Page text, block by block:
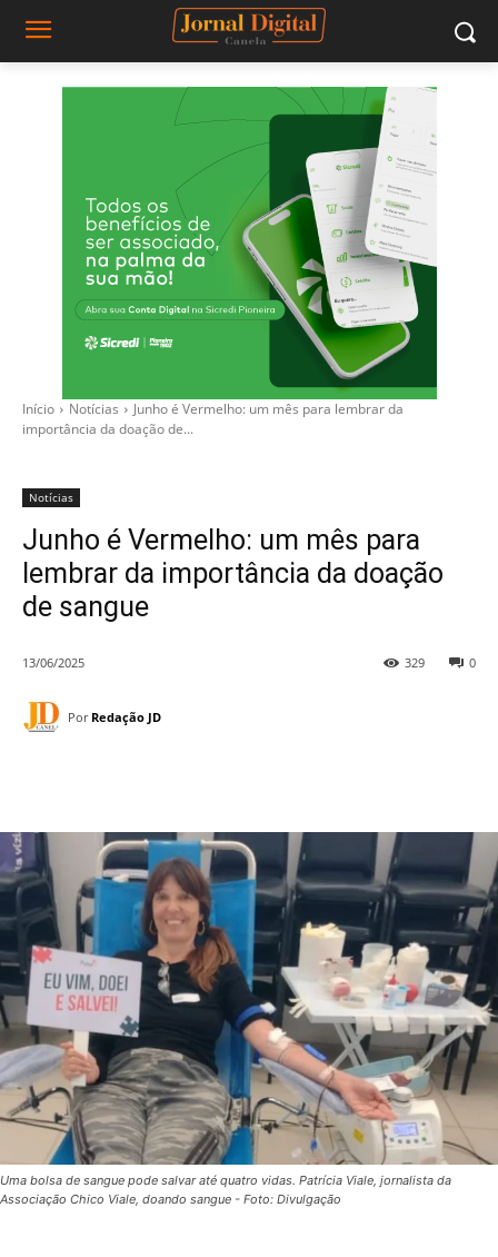
Início Notícias
Junho é Vermelho: um mês para lembrar da
importância da doação de...
Notícias
Junho é Vermelho: um mês para
lembrar da importância da doação
de sangue
13/06/2025 0
329
Por Redação JD
Uma bolsa de sangue pode salvar até quatro vidas. Patrícia Viale, jornalista da
Associação Chico Viale, doando sangue - Foto: Divulgação